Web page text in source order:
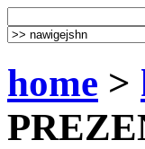
home >